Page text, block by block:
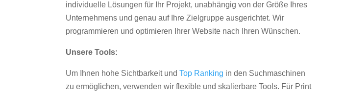
individuelle Lösungen für Ihr Projekt, unabhängig von der Größe Ihres
Unternehmens und genau auf Ihre Zielgruppe ausgerichtet. Wir
programmieren und optimieren Ihrer Website nach Ihren Wünschen.
Unsere Tools:
Um Ihnen hohe Sichtbarkeit undTop Ranking in den Suchmaschinen
zu ermöglichen, verwenden wir flexible und skalierbare Tools. Für Print